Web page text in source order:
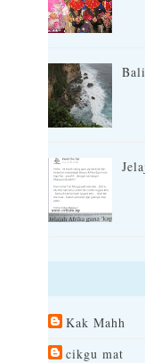
Kak Mahh
cikgu mat